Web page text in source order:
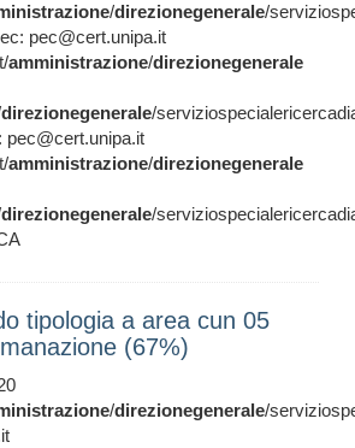
/direzionegenerale/
pec@cert.unipa.it
amministrazione/direzionegenerale
direzionegenerale/
pec@cert.unipa.it
amministrazione/direzionegenerale
direzionegenerale/
tipologia a area cun 05
(67%)
/direzionegenerale/